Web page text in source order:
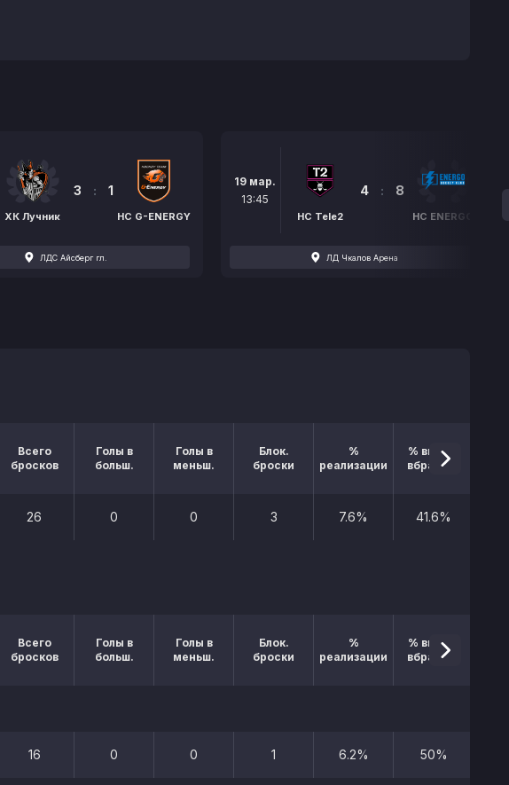
ХК Лучник
3 : 1
HC G-ENERGY
ЛДС Айсберг гл.
19 мар.
13:45
HC Tele2
4 : 8
HC ENERGO
ЛД Чкалов Арена
Всего
бросков
Голы в
больш.
Голы в
меньш.
Блок.
броски
%
реализации
% выигр.
вбрасыв.
26 0 0 3 7.6% 41.6%
Всего
бросков
Голы в
больш.
Голы в
меньш.
Блок.
броски
%
реализации
% выигр.
вбрасыв.
16 0 0 1 6.2% 50%